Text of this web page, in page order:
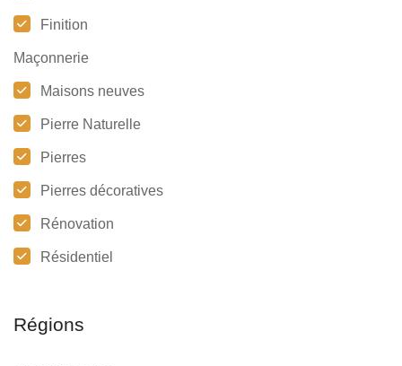
Finition
Maçonnerie
Maisons neuves
Pierre Naturelle
Pierres
Pierres décoratives
Rénovation
Résidentiel
Régions